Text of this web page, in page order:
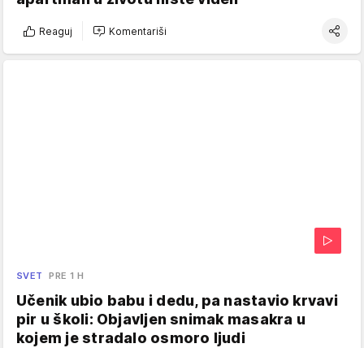
Reaguj Komentariši
SVET PRE 1 H
Učenik ubio babu i dedu, pa nastavio krvavi
pir u školi: Objavljen snimak masakra u
kojem je stradalo osmoro ljudi